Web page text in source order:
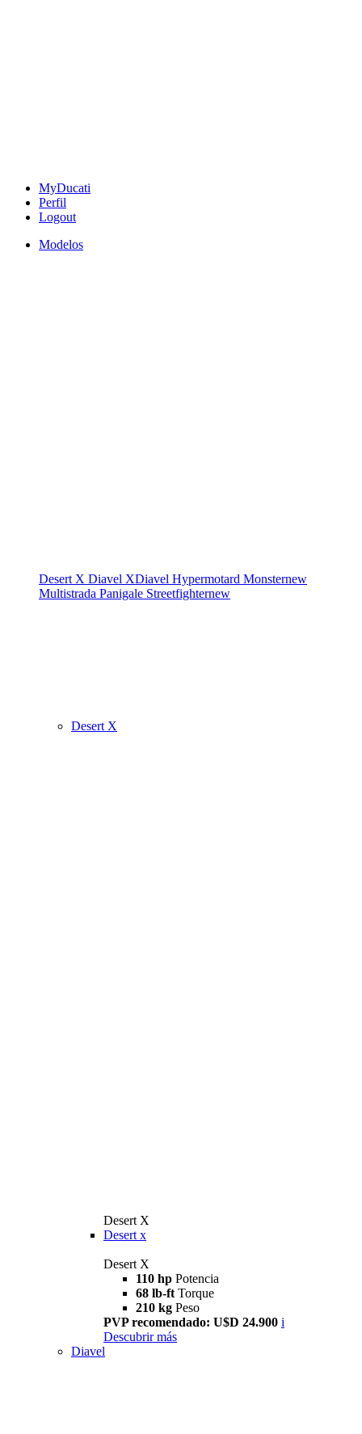
MyDucati
Perfil
Logout
Modelos
Desert X Diavel XDiavel Hypermotard Monsternew
Multistrada Panigale Streetfighternew
Desert X
Desert X
Desert x
Desert X
110 hp Potencia
68 lb-ft Torque
210 kg Peso
PVP recomendado: U$D 24.900 i
Descubrir más
Diavel